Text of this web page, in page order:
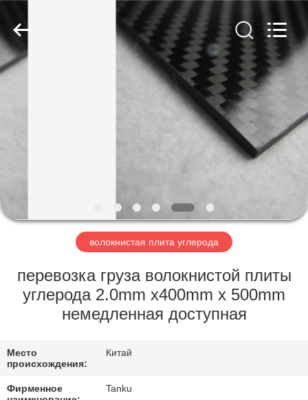
ДОМ
ПУТЕШЕСТВИЕ
ФАБРИКИ
ПРОВЕРКА
КАЧЕСТВА
СВЯЖИТЕСЬ
МЫ
CO.,LTD.
All
Rights
Reserved.
волокнистая плита углерода
перевозка груза волокнистой плиты
углерода 2.0mm x400mm x 500mm
немедленная доступная
Место
происхождения:
Китай
Фирменное
Tanku